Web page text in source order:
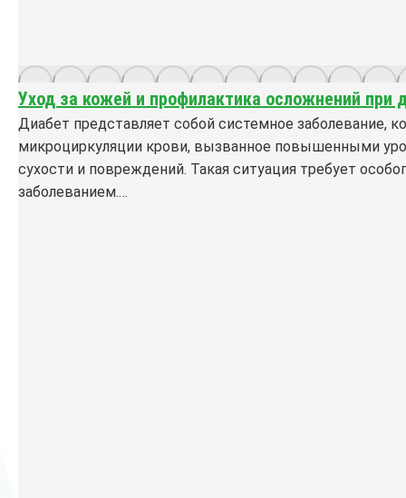
Уход за кожей и профилактика осложнений при
Диабет представляет собой системное заболевание,
микроциркуляции крови, вызванное повышенными
сухости и повреждений. Такая ситуация требует
заболеванием.…